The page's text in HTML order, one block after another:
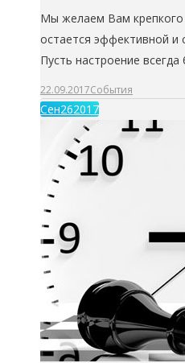
Мы желаем Вам крепкого
остается эффективной и
Пусть настроение
22.09.2017События
Сен262017